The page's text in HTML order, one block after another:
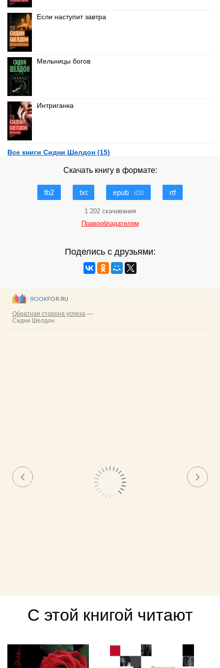
Если наступит завтра
Мельницы богов
Интриганка
Все книги Сидни Шелдон (15)
Скачать книгу в формате:
fb2 txt epub iOS rtf
1 202 скачивания
Правообладателям
Поделись с друзьями:
С этой книгой читают